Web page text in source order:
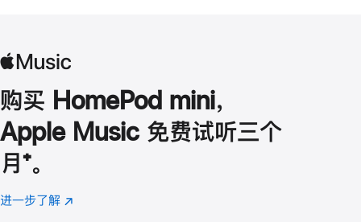
购买 HomePod mini，
Apple Music 免费试听三个
月 脚
注
⁺。
进一步了解 Apple
(在